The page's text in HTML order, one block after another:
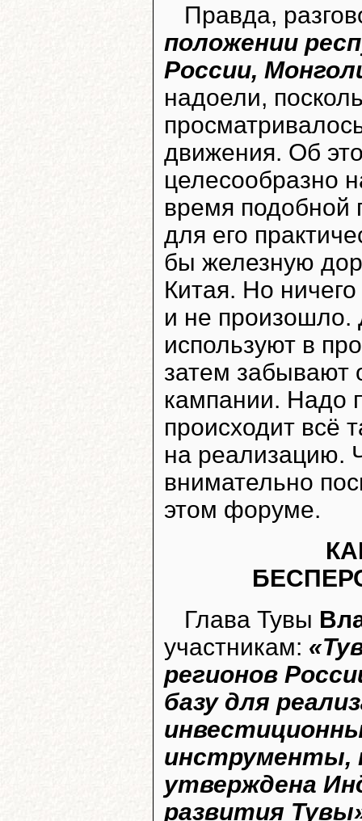
Правда,
положении
России,
надоели,
движения. Об
целесообразно
время подобной
для его
бы железную
Китая. Но
и не произошло.
используют в
затем
кампании. Надо
происходит всё
на реализацию.
внимательно
этом форуме.
Глава Тувы
участникам:
регионов
базу для
инструменты,
утверждена
развития